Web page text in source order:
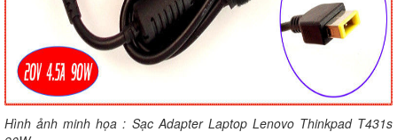
Hình ảnh minh họa : Sạc Adapter Laptop Lenovo Thinkpad T431s